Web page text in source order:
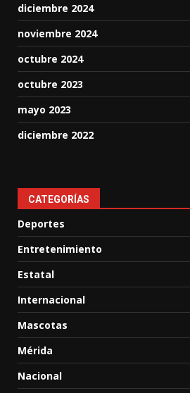
diciembre 2024
noviembre 2024
octubre 2024
octubre 2023
mayo 2023
diciembre 2022
CATEGORÍAS
Deportes
Entretenimiento
Estatal
Internacional
Mascotas
Mérida
Nacional